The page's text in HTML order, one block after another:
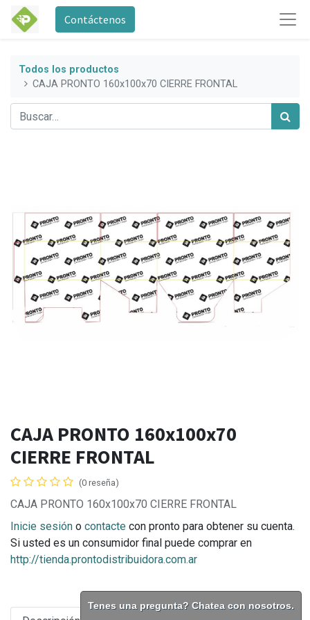
Contáctenos
Todos los productos
CAJA PRONTO 160x100x70 CIERRE FRONTAL
CAJA PRONTO 160x100x70
CIERRE FRONTAL
(0 reseña)
CAJA PRONTO 160x100x70 CIERRE FRONTAL
Inicie sesión o contacte con pronto para obtener su cuenta.
Si usted es un consumidor final puede comprar en
http://tienda.prontodistribuidora.com.ar
Tenes una pregunta? Chatea con nosotros.